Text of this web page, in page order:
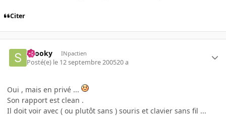
Citer
snooky INpactien
Posté(e) le 12 septembre 200520 a
Oui , mais en privé ...
Son rapport est clean .
Il doit voir avec ( ou plutôt sans ) souris et clavier sans fil ...